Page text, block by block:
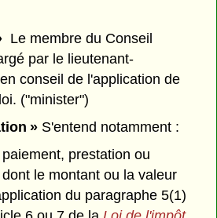
Le membre du Conseil
par le lieutenant-
conseil de l'application de
("minister")
» S'entend notamment :
prestation ou
le montant ou la valeur
du paragraphe 5(1)